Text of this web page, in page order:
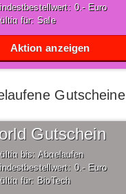
0,- Euro
für: Sale
Aktion anzeigen
Gutscheine
Gutschein
bis: Abgelaufen
0,- Euro
für: BioTech